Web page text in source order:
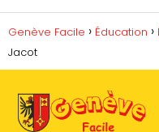
Genève Facile Éducation
Jacot